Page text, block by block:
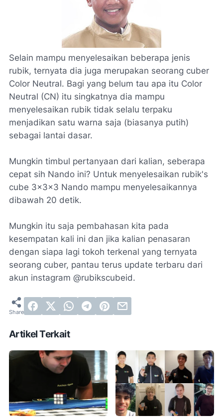
Selain mampu menyelesaikan beberapa jenis
rubik, ternyata dia juga merupakan seorang cuber
Color Neutral. Bagi yang belum tau apa itu Color
Neutral (CN) itu singkatnya dia mampu
menyelesaikan rubik tidak selalu terpaku
menjadikan satu warna saja (biasanya putih)
sebagai lantai dasar.
Mungkin timbul pertanyaan dari kalian, seberapa
cepat sih Nando ini? Untuk menyelesaikan rubik's
cube 3x3x3 Nando mampu menyelesaikannya
dibawah 20 detik.
Mungkin itu saja pembahasan kita pada
kesempatan kali ini dan jika kalian penasaran
dengan siapa lagi tokoh terkenal yang ternyata
seorang cuber, pantau terus update terbaru dari
akun instagram @rubikscubeid.
Artikel Terkait